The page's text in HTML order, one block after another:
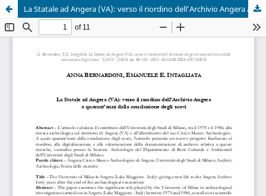
La Statale ad Angera (VA): verso il riordino dell’Archivio Angera a quarant’anni dalla conclusione degli scavi